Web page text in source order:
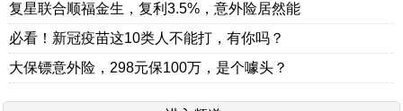
复星联合顺福金生，复利3.5%，意外险居然能
必看！新冠疫苗这10类人不能打，有你吗？
大保镖意外险，298元保100万，是个噱头？